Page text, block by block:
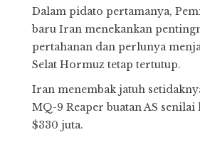
Dalam pidato pertamanya,
baru Iran menekankan
pertahanan dan perlunya
Selat Hormuz tetap tertutup.
Iran menembak jatuh
MQ-9 Reaper buatan AS
$330 juta.